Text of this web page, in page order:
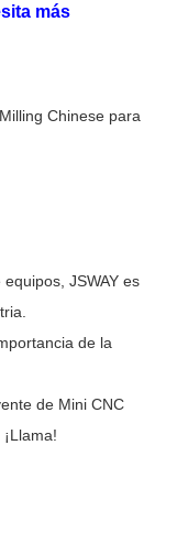
más
JSWAY es
de la
de Mini CNC